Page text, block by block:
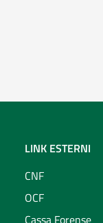
LINK ESTERNI
CNF
OCF
Cassa Forense